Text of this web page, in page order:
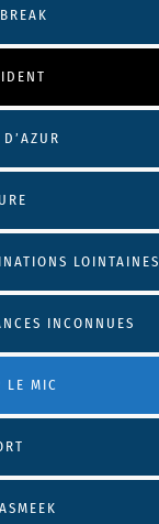
LOINTAINES
INCONNUES
LE MIC